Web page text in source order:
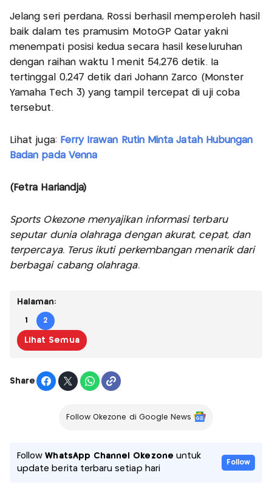
Jelang seri perdana, Rossi berhasil memperoleh hasil
baik dalam tes pramusim MotoGP Qatar yakni
menempati posisi kedua secara hasil keseluruhan
dengan raihan waktu 1 menit 54,276 detik. Ia
tertinggal 0,247 detik dari Johann Zarco (Monster
Yamaha Tech 3) yang tampil tercepat di uji coba
tersebut.
Lihat juga: Ferry Irawan Rutin Minta Jatah Hubungan
Badan pada Venna
(Fetra Hariandja)
Sports Okezone menyajikan informasi terbaru
seputar dunia olahraga dengan akurat, cepat, dan
terpercaya. Terus ikuti perkembangan menarik dari
berbagai cabang olahraga.
Halaman:
1 2
Lihat Semua
Share
Follow Okezone di Google News
FollowWhatsApp Channel Okezone untuk
update berita terbaru setiap hari
Follow